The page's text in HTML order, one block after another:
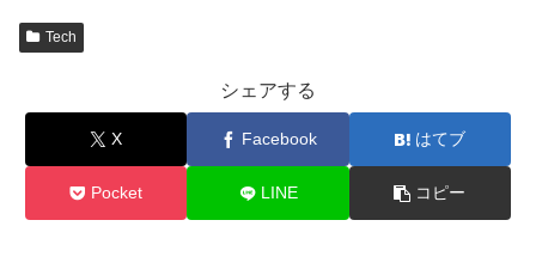
Tech
シェアする
X Facebook はてブ
Pocket LINE コピー